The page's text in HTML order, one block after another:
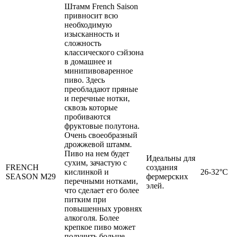
FRENCH
SEASON M29
Штамм French Saison
привносит всю
необходимую
изысканность и
сложность
классического сэйзона
в домашнее и
минипивоваренное
пиво. Здесь
преобладают пряные
и перечные нотки,
сквозь которые
пробиваются
фруктовые полутона.
Очень своеобразный
дрожжевой штамм.
Пиво на нем будет
сухим, зачастую с
кислинкой и
перечными нотками,
что сделает его более
питким при
повышенных уровнях
алкоголя. Более
крепкое пиво может
Идеальны для
создания
фермерских
элей.
26-32°C